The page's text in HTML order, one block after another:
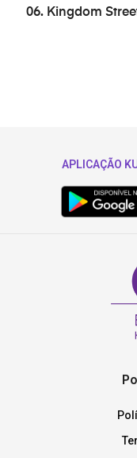
06. Kingdom
APLICAÇÃO